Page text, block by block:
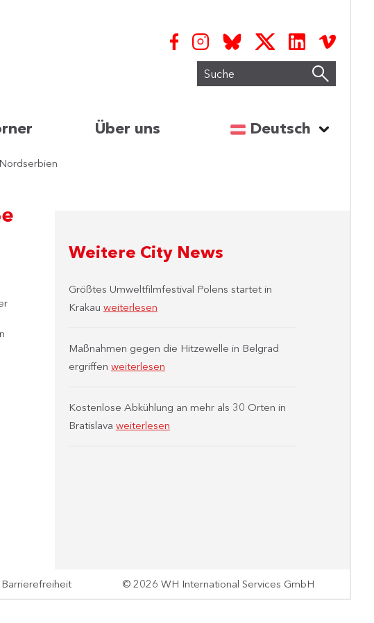
Suche
Über uns Sprache
Deutsch
Weitere City News
Größtes Umweltfilmfestival Polens startet in
Krakau weiterlesen
Maßnahmen gegen die Hitzewelle in Belgrad
ergriffen weiterlesen
Kostenlose Abkühlung an mehr als 30 Orten in
Bratislava weiterlesen
Barrierefreiheit © 2026 WH International Services GmbH